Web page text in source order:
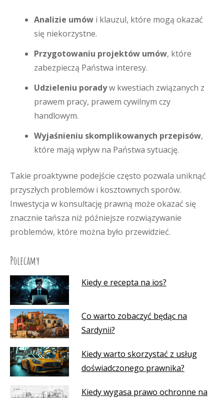
Analizie umów i klauzul, które mogą okazać
się niekorzystne.
Przygotowaniu projektów umów, które
zabezpieczą Państwa interesy.
Udzieleniu poradyw kwestiach związanych z
prawem pracy, prawem cywilnym czy
handlowym.
Wyjaśnieniu skomplikowanych przepisów,
które mają wpływ na Państwa sytuację.
Takie proaktywne podejście często pozwala uniknąć
przyszłych problemów i kosztownych sporów.
Inwestycja w konsultację prawną może okazać się
znacznie tańsza niż późniejsze rozwiązywanie
problemów, które można było przewidzieć.
Polecamy
Kiedy e recepta na ios?
Co warto zobaczyć będąc na
Sardynii?
Kiedy warto skorzystać z usług
doświadczonego prawnika?
Kiedy wygasa prawo ochronne na